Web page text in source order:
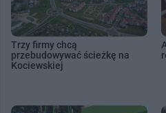
Trzy firmy chcą
przebudowywać ścieżkę na
Kociewskiej